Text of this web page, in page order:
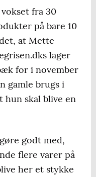
hun fra 1. januar
fra 30
på bare 10
at Mette
lager
for i november
gamle brugs i
hun skal blive en
godt med,
flere varer på
her et stykke